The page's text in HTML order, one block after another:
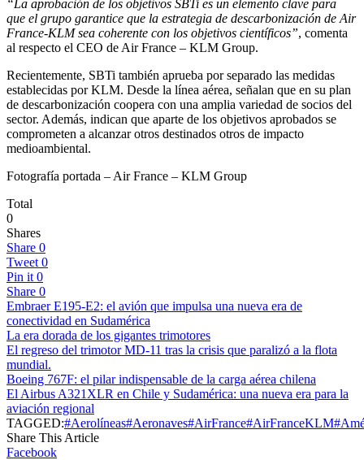
“La aprobación de los objetivos SBTi es un elemento clave para
que el grupo garantice que la estrategia de descarbonización de Air
France-KLM sea coherente con los objetivos científicos”, comenta
al respecto el CEO de Air France – KLM Group.
Recientemente, SBTi también aprueba por separado las medidas
establecidas por KLM. Desde la línea aérea, señalan que en su plan
de descarbonización coopera con una amplia variedad de socios del
sector. Además, indican que aparte de los objetivos aprobados se
comprometen a alcanzar otros destinados otros de impacto
medioambiental.
Fotografía portada – Air France – KLM Group
Total
0
Shares
Share 0
Tweet 0
Pin it 0
Share 0
Embraer E195-E2: el avión que impulsa una nueva era de
conectividad en Sudamérica
La era dorada de los gigantes trimotores
El regreso del trimotor MD-11 tras la crisis que paralizó a la flota
mundial.
Boeing 767F: el pilar indispensable de la carga aérea chilena
El Airbus A321XLR en Chile y Sudamérica: una nueva era para la
aviación regional
TAGGED:#Aerolíneas#Aeronaves#AirFrance#AirFranceKLM
Share This Article
Facebook